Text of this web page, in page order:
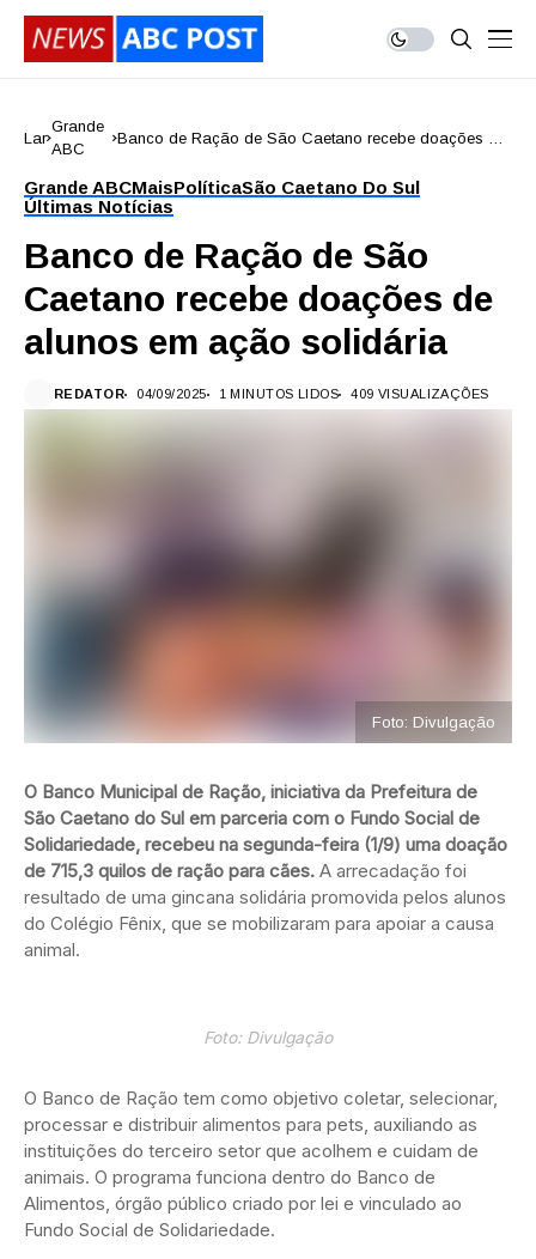
Lar
Grande
ABC
Banco de Ração de São Caetano recebe doações de
Grande ABCMaisPolíticaSão Caetano Do Sul
Últimas Notícias
Banco de Ração de São
Caetano recebe doações de
alunos em ação solidária
REDATOR 04/09/2025 1 MINUTOS LIDOS 409 VISUALIZAÇÕES
Foto: Divulgação
O Banco Municipal de Ração, iniciativa da Prefeitura de
São Caetano do Sul em parceria com o Fundo Social de
Solidariedade, recebeu na segunda-feira (1/9) uma doação
de 715,3 quilos de ração para cães. A arrecadação foi
resultado de uma gincana solidária promovida pelos alunos
do Colégio Fênix, que se mobilizaram para apoiar a causa
animal.
Foto: Divulgação
O Banco de Ração tem como objetivo coletar, selecionar,
processar e distribuir alimentos para pets, auxiliando as
instituições do terceiro setor que acolhem e cuidam de
animais. O programa funciona dentro do Banco de
Alimentos, órgão público criado por lei e vinculado ao
Fundo Social de Solidariedade.